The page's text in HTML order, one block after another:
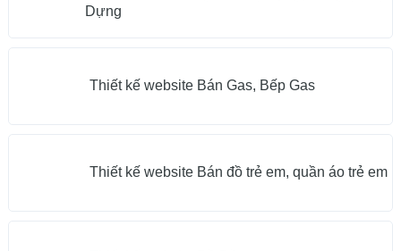
Dựng
Thiết kế website Bán Gas, Bếp Gas
Thiết kế website Bán đồ trẻ em, quần áo trẻ em